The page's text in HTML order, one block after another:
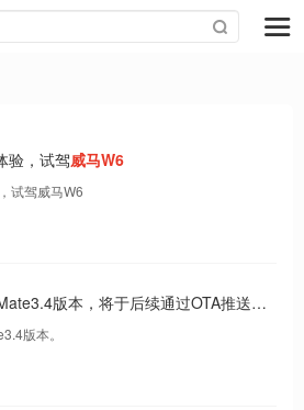
验，试驾威马W6
试驾威马W6
版本，将于后续通过OTA推送升
版本。